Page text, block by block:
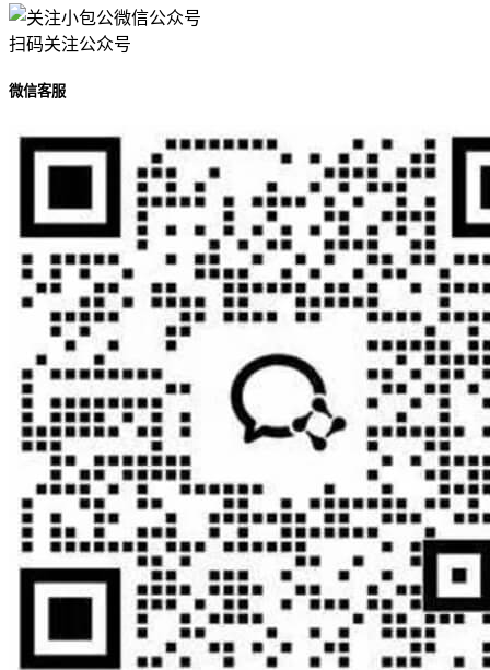
扫码关注公众号
微信客服